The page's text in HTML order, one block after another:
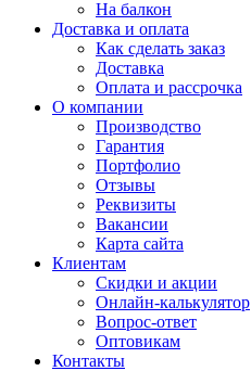
На балкон
Доставка и оплата
Как сделать заказ
Доставка
Оплата и рассрочка
О компании
Производство
Гарантия
Портфолио
Отзывы
Реквизиты
Вакансии
Карта сайта
Клиентам
Скидки и акции
Онлайн-калькулятор
Вопрос-ответ
Оптовикам
Контакты